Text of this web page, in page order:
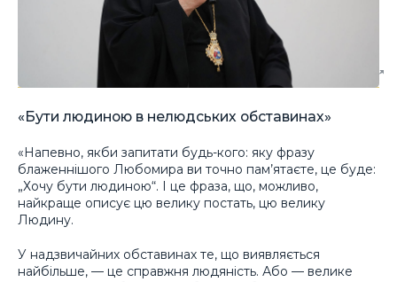
«Бути людиною в нелюдських обставинах»
«Напевно, якби запитати будь-кого: яку фразу
блаженнішого Любомира ви точно пам’ятаєте, це буде:
„Хочу бути людиною“. І це фраза, що, можливо,
найкраще описує цю велику постать, цю велику
Людину.
У надзвичайних обставинах те, що виявляється
найбільше, — це справжня людяність. Або — велике